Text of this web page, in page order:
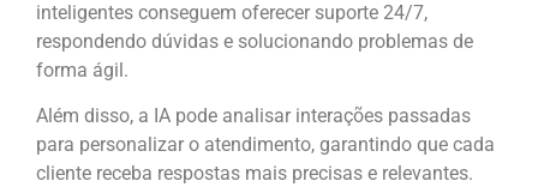
inteligentes conseguem oferecer suporte 24/7,
respondendo dúvidas e solucionando problemas de
forma ágil.
Além disso, a IA pode analisar interações passadas
para personalizar o atendimento, garantindo que cada
cliente receba respostas mais precisas e relevantes.